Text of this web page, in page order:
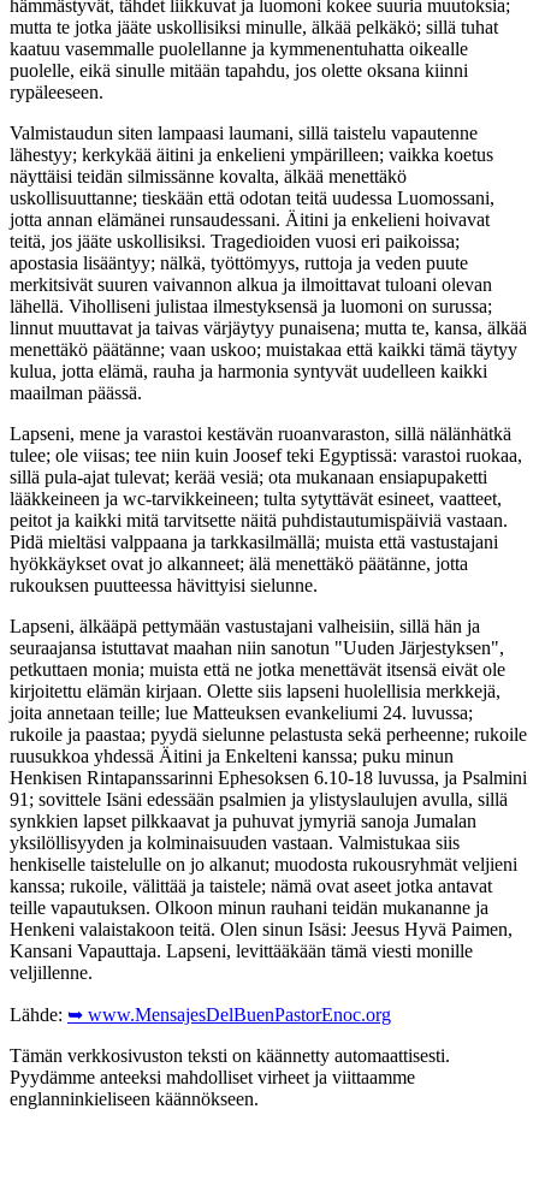
hämmästyvät, tähdet liikkuvat ja luomoni kokee suuria muutoksia;
mutta te jotka jääte uskollisiksi minulle, älkää pelkäkö; sillä tuhat
kaatuu vasemmalle puolellanne ja kymmenentuhatta oikealle
puolelle, eikä sinulle mitään tapahdu, jos olette oksana kiinni
rypäleeseen.
Valmistaudun siten lampaasi laumani, sillä taistelu vapautenne
lähestyy; kerkykää äitini ja enkelieni ympärilleen; vaikka koetus
näyttäisi teidän silmissänne kovalta, älkää menettäkö
uskollisuuttanne; tieskään että odotan teitä uudessa Luomossani,
jotta annan elämänei runsaudessani. Äitini ja enkelieni hoivavat
teitä, jos jääte uskollisiksi. Tragedioiden vuosi eri paikoissa;
apostasia lisääntyy; nälkä, työttömyys, ruttoja ja veden puute
merkitsivät suuren vaivannon alkua ja ilmoittavat tuloani olevan
lähellä. Viholliseni julistaa ilmestyksensä ja luomoni on surussa;
linnut muuttavat ja taivas värjäytyy punaisena; mutta te, kansa, älkää
menettäkö päätänne; vaan uskoo; muistakaa että kaikki tämä täytyy
kulua, jotta elämä, rauha ja harmonia syntyvät uudelleen kaikki
maailman päässä.
Lapseni, mene ja varastoi kestävän ruoanvaraston, sillä nälänhätkä
tulee; ole viisas; tee niin kuin Joosef teki Egyptissä: varastoi ruokaa,
sillä pula-ajat tulevat; kerää vesiä; ota mukanaan ensiapupaketti
lääkkeineen ja wc-tarvikkeineen; tulta sytyttävät esineet, vaatteet,
peitot ja kaikki mitä tarvitsette näitä puhdistautumispäiviä vastaan.
Pidä mieltäsi valppaana ja tarkkasilmällä; muista että vastustajani
hyökkäykset ovat jo alkanneet; älä menettäkö päätänne, jotta
rukouksen puutteessa hävittyisi sielunne.
Lapseni, älkääpä pettymään vastustajani valheisiin, sillä hän ja
seuraajansa istuttavat maahan niin sanotun "Uuden Järjestyksen",
petkuttaen monia; muista että ne jotka menettävät itsensä eivät ole
kirjoitettu elämän kirjaan. Olette siis lapseni huolellisia merkkejä,
joita annetaan teille; lue Matteuksen evankeliumi 24. luvussa;
rukoile ja paastaa; pyydä sielunne pelastusta sekä perheenne; rukoile
ruusukkoa yhdessä Äitini ja Enkelteni kanssa; puku minun
Henkisen Rintapanssarinni Ephesoksen 6.10-18 luvussa, ja Psalmini
91; sovittele Isäni edessään psalmien ja ylistyslaulujen avulla, sillä
synkkien lapset pilkkaavat ja puhuvat jymyriä sanoja Jumalan
yksilöllisyyden ja kolminaisuuden vastaan. Valmistukaa siis
henkiselle taistelulle on jo alkanut; muodosta rukousryhmät veljieni
kanssa; rukoile, välittää ja taistele; nämä ovat aseet jotka antavat
teille vapautuksen. Olkoon minun rauhani teidän mukananne ja
Henkeni valaistakoon teitä. Olen sinun Isäsi: Jeesus Hyvä Paimen,
Kansani Vapauttaja. Lapseni, levittääkään tämä viesti monille
veljillenne.
Lähde: ➥ www.MensajesDelBuenPastorEnoc.org
Tämän verkkosivuston teksti on käännetty automaattisesti.
Pyydämme anteeksi mahdolliset virheet ja viittaamme
englanninkieliseen käännökseen.